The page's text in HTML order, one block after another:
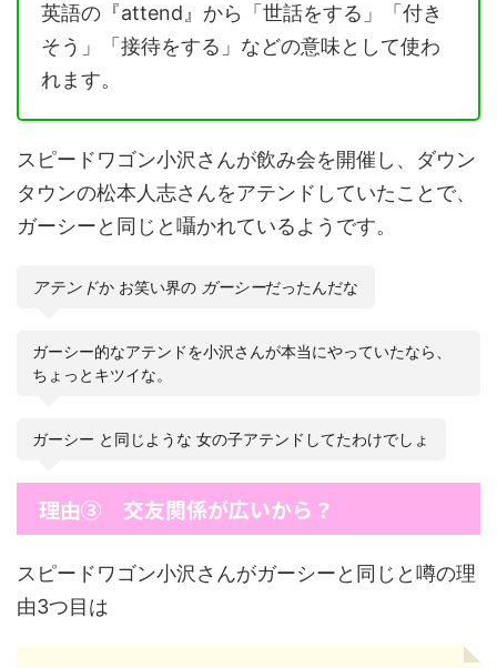
英語の『attend』から「世話をする」「付き
そう」「接待をする」などの意味として使わ
れます。
スピードワゴン小沢さんが飲み会を開催し、ダウン
タウンの松本人志さんをアテンドしていたことで、
ガーシーと同じと囁かれているようです。
アテンドか お笑い界の ガーシーだったんだな
ガーシー的なアテンドを小沢さんが本当にやっていたなら、
ちょっとキツイな。
ガーシー と同じような 女の子アテンドしてたわけでしょ
理由③ 交友関係が広いから？
スピードワゴン小沢さんがガーシーと同じと噂の理
由3つ目は